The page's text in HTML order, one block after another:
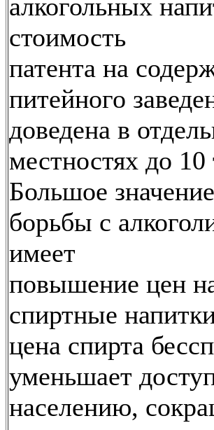
алкогольных
стоимость
патента на
питейного
доведена в
местностях до
Большое
борьбы с
имеет
повышение цен
спиртные
цена спирта
уменьшает
населению,